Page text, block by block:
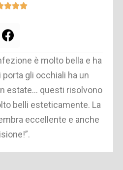
è molto bella e ha
porta gli occhiali ha un
estate… questi risolvono
belli esteticamente. La
eccellente e anche